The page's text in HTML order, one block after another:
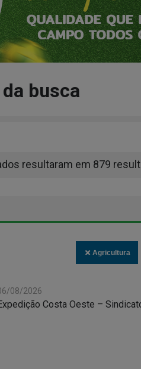
busca
resultaram em 879
Agricultura
08/2026
Costa Oeste –